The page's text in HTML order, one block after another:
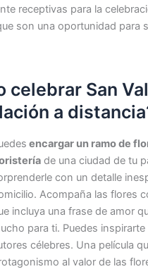
receptivas para la
son una oportunidad para
celebrar San
a
encargar un ramo de
de una ciudad de tu
con un detalle
Acompaña las flores
incluya una frase de amor
para ti. Puedes
célebres. Una película
al valor de las